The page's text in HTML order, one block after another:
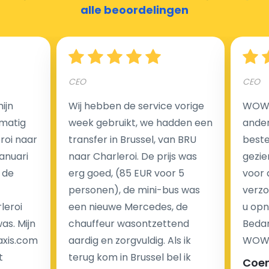
Hoeveel kost een luchthaven taxi transfer?
Een van de meest aantrekkelijke voordelen van
luchthaventaxi's is een vast tarief voor uw rit. In
tegenstelling tot traditionele taxi's met taxameter
brengen wij u geen extra kosten in rekening voor de
nachtrit.
We hebben geen ophaaltarief of extra kosten voor
wachttijd als uw vlucht vertraging heeft.
Kijk op onze website voor meer informatie over uw
transferkosten. Ons boekingsformulier bevat alle
alle beoordelingen
naar
Mijn
CEO
Wij hebben de service vorige
week gebruikt, we hadden een
transfer in Brussel, van BRU
naar Charleroi. De prijs was
erg goed, (85 EUR voor 5
personen), de mini-bus was
een nieuwe Mercedes, de
chauffeur wasontzettend
aardig en zorgvuldig. Als ik
terug kom in Brussel bel ik
CEO
voor
u